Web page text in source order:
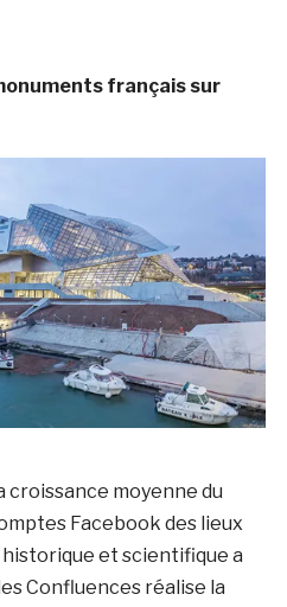
français sur
croissance moyenne du
Facebook des lieux
et scientifique a
Confluences réalise la